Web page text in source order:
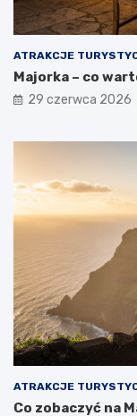
ATRAKCJE
Majorka – co
29 czerwca 2026
ATRAKCJE
Co zobaczyć na